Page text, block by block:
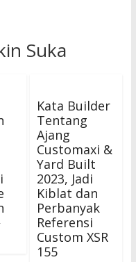
Suka
Kata Builder
Tentang
Ajang
Customaxi &
Yard Built
2023, Jadi
Kiblat dan
Perbanyak
Referensi
Custom XSR
155